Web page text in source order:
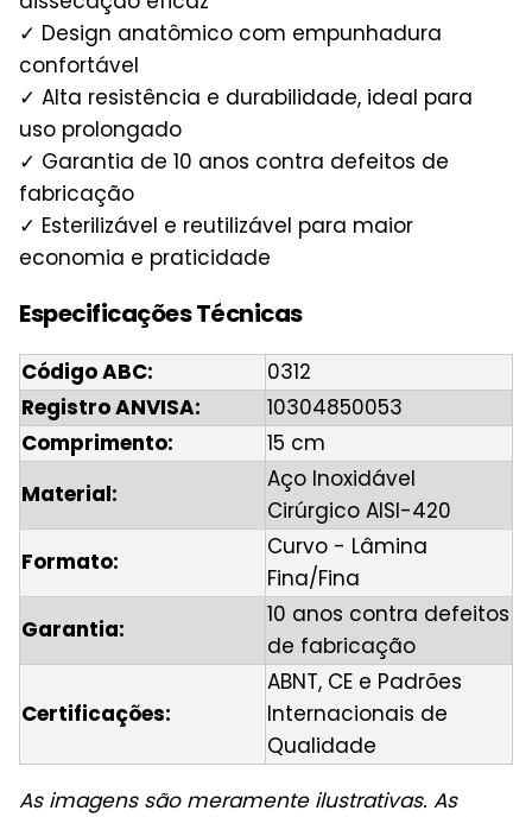
✓ Design anatômico com empunhadura
confortável
✓ Alta resistência e durabilidade, ideal para
uso prolongado
✓ Garantia de 10 anos contra defeitos de
fabricação
✓ Esterilizável e reutilizável para maior
economia e praticidade
Especificações Técnicas
Código ABC:
0312
Registro ANVISA:
10304850053
Comprimento:
15 cm
Material:
Aço Inoxidável
Cirúrgico AISI-420
Formato:
Curvo - Lâmina
Fina/Fina
Garantia:
10 anos contra defeitos
de fabricação
Certificações:
ABNT, CE e Padrões
Internacionais de
Qualidade
As imagens são meramente ilustrativas. As